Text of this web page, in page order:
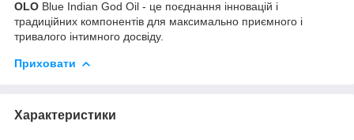
OLO Blue Indian God Oil - це поєднання інновацій і
традиційних компонентів для максимально приємного і
тривалого інтимного досвіду.
Приховати
Характеристики